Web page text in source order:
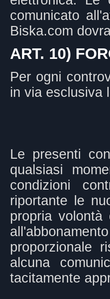
comunicato
Biska.com
ART. 10)
Per ogni
in via esclusiva
Le presenti
qualsiasi
condizioni
riportante le
propria
proporzionale
alcuna
tacitamente